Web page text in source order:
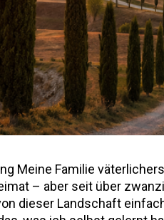
Meine Familie
– aber seit über
dieser Landschaft